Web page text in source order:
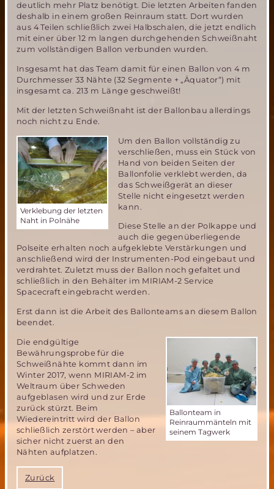
deutlich mehr Platz benötigt. Die letzten Arbeiten fanden
deshalb in einem großen Reinraum statt. Dort wurden
aus 4 Teilen schließlich zwei Halbschalen, die jetzt endlich
mit einer über 12 m langen durchgehenden Schweißnaht
zum vollständigen Ballon verbunden wurden.
Insgesamt hat das Team damit für einen Ballon von 4 m
Durchmesser 33 Nähte (32 Segmente + „Äquator“) mit
insgesamt ca. 213 m Länge geschweißt!
Mit der letzten Schweißnaht ist der Ballonbau allerdings
noch nicht zu Ende.
Verklebung der letzten
Naht in Polnähe
Um den Ballon vollständig zu
verschließen, muss ein Stück von
Hand von beiden Seiten der
Ballonfolie verklebt werden, da
das Schweißgerät an dieser
Stelle nicht eingesetzt werden
kann.
Diese Stelle an der Polkappe und
auch die gegenüberliegende
Polseite erhalten noch aufgeklebte Verstärkungen und
anschließend wird der Instrumenten-Pod eingebaut und
verdrahtet. Zuletzt muss der Ballon noch gefaltet und
schließlich in den Behälter im MIRIAM-2 Service
Spacecraft eingebracht werden.
Erst dann ist die Arbeit des Ballonteams an diesem Ballon
beendet.
Ballonteam in
Reinraummänteln mit
seinem Tagwerk
Die endgültige
Bewährungsprobe für die
Schweißnähte kommt dann im
Winter 2017, wenn MIRIAM-2 im
Weltraum über Schweden
aufgeblasen wird und zur Erde
zurück stürzt. Beim
Wiedereintritt wird der Ballon
schließlich zerstört werden – aber
sicher nicht zuerst an den
Nähten aufplatzen.
Zurück